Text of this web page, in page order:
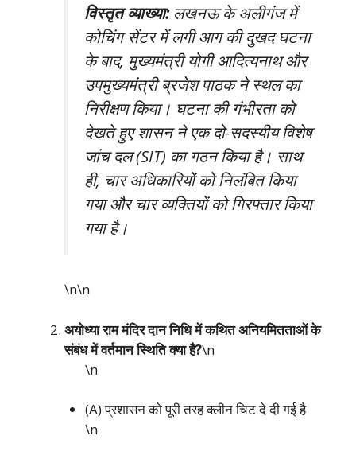
विस्तृत व्याख्या:लखनऊ के अलीगंज में
कोचिंग सेंटर में लगी आग की दुखद घटना
के बाद, मुख्यमंत्री योगी आदित्यनाथ और
उपमुख्यमंत्री ब्रजेश पाठक ने स्थल का
निरीक्षण किया। घटना की गंभीरता को
देखते हुए शासन ने एक दो-सदस्यीय विशेष
जांच दल (SIT) का गठन किया है। साथ
ही, चार अधिकारियों को निलंबित किया
गया और चार व्यक्तियों को गिरफ्तार किया
गया है।
\n\n
अयोध्या राम मंदिर दान निधि में कथित अनियमितताओं के
संबंध में वर्तमान स्थिति क्या है?\n
\n
(A) प्रशासन को पूरी तरह क्लीन चिट दे दी गई है
\n